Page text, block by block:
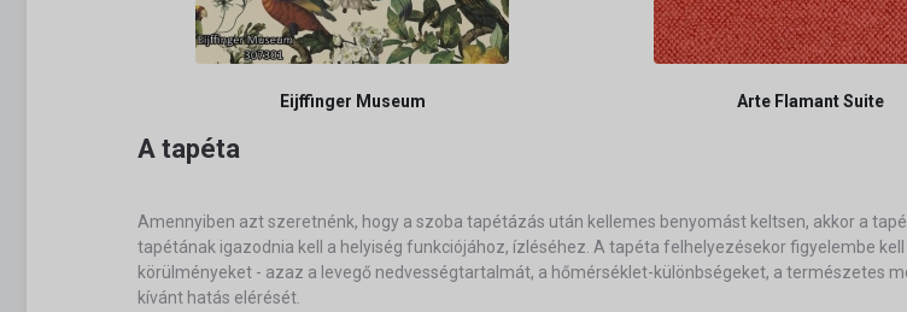
Eijffinger Museum Arte Flamant Suite
A tapéta
Amennyiben azt szeretnénk, hogy a szoba tapétázás után kellemes benyomást keltsen, akkor a
tapétának igazodnia kell a helyiség funkciójához, ízléséhez. A tapéta felhelyezésekor figyelembe
körülményeket - azaz a levegő nedvességtartalmát, a hőmérséklet-különbségeket, a természetes
kívánt hatás elérését.